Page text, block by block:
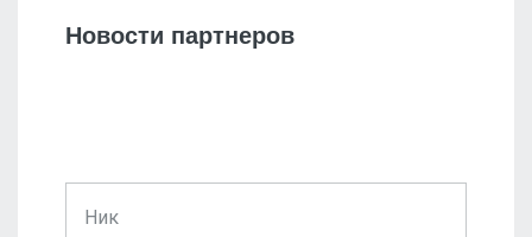
Новости партнеров